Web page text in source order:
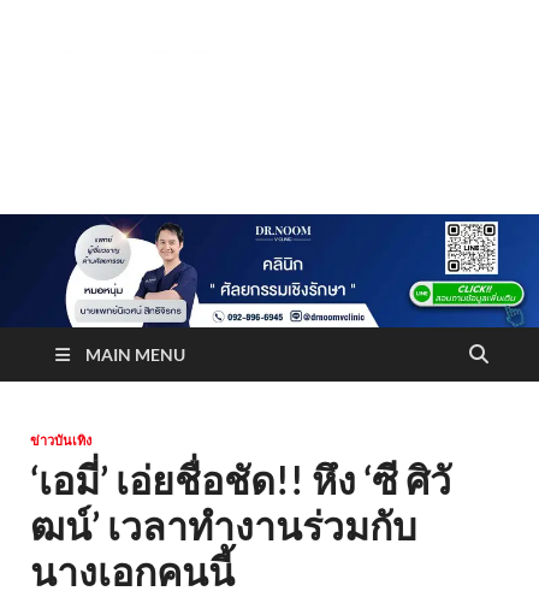
Truststoreonline
MAIN MENU
ข่าวบันเทิง
‘เอมี่’ เอ่ยชื่อชัด!! หึง ‘ซี ศิวั
ฒน์’ เวลาทำงานร่วมกับ
นางเอกคนนี้